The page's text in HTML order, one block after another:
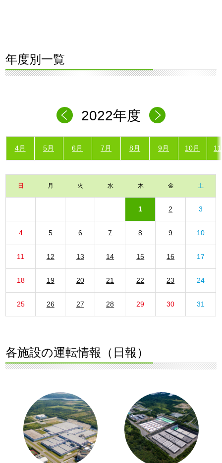
年度別一覧
2022年度
4月 5月 6月 7月 8月 9月 10月
日 月 火 水 木 金 土
1 2 3
4 5 6 7 8 9 10
11 12 13 14 15 16 17
18 19 20 21 22 23 24
25 26 27 28 29 30 31
各施設の運転情報（日報）